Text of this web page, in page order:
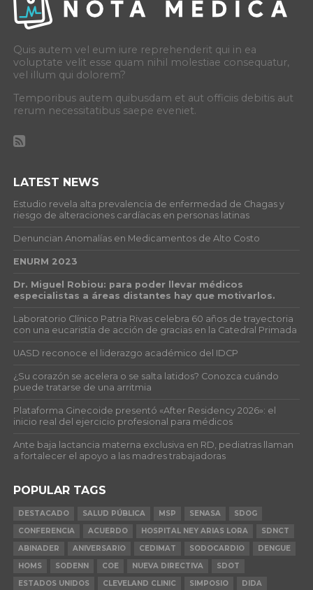
Quis autem vel eum iure reprehenderit qui in ea
voluptate velit esse quam nihil molestiae consequatur,
vel illum qui dolorem?
Temporibus autem quibusdam et aut officiis debitis aut
rerum necessitatibus saepe eveniet.
LATEST NEWS
Estudio revela alta prevalencia de enfermedad de Chagas y
riesgo de alteraciones cardíacas en personas latinas
Denuncian Anomalías en Medicamentos de Alto Costo
ENURM 2023
Dr. Miguel Robiou: para poder llevar médicos
especialistas a áreas distantes hay que motivarlos.
Laboratorio Clínico Patria Rivas celebra 60 años de trayectoria
con una eucaristía de acción de gracias en la Catedral Primada
UASD reconoce el liderazgo académico del IDCP
¿Su corazón se acelera o se salta latidos? Conozca cuándo
puede tratarse de una arritmia
Plataforma Ginecoide presentó «After Residency 2026»: el
inicio real del ejercicio profesional para médicos
Ante baja lactancia materna exclusiva en RD, pediatras llaman
a fortalecer el apoyo a las madres trabajadoras
POPULAR TAGS
DESTACADO SALUD PÚBLICA MSP SENASA
SDOG
CONFERENCIA
ACUERDO HOSPITAL NEY ARIAS LORA
SDNCT
ABINADER
ANIVERSARIO CEDIMAT SODOCARDIO
DENGUE
HOMS
SODENN COE NUEVA DIRECTIVA
SDOT
ESTADOS UNIDOS
CLEVELAND CLINIC SIMPOSIO DIDA